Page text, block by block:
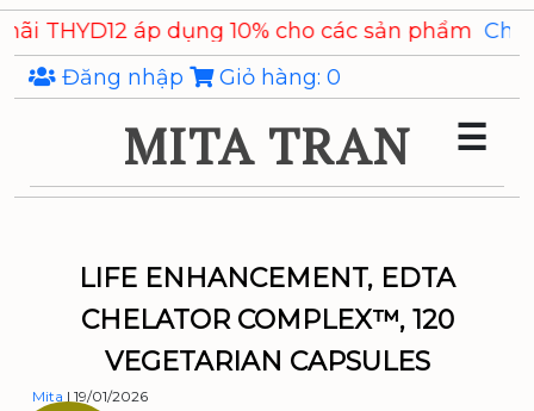
Skip
to
the
content
dụng 10% cho các sản phẩmChiết xuất Ý Dĩ
Đăng nhập
Giỏ hàng: 0
MITA TRAN ☰
LIFE ENHANCEMENT, EDTA
CHELATOR COMPLEX™, 120
VEGETARIAN CAPSULES
Mita | 19/01/2026